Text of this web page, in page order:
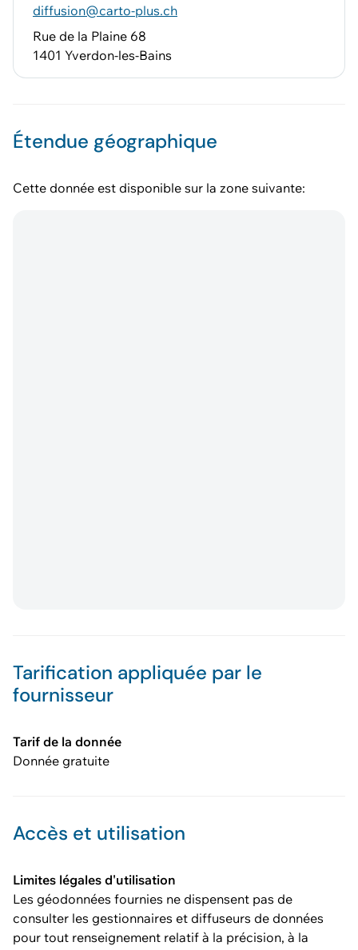
diffusion@carto-plus.ch
Rue de la Plaine 68
1401 Yverdon-les-Bains
Étendue géographique
Cette donnée est disponible sur la zone suivante:
Tarification appliquée par le
fournisseur
Tarif de la donnée
Donnée gratuite
Accès et utilisation
Limites légales d'utilisation
Les géodonnées fournies ne dispensent pas de
consulter les gestionnaires et diffuseurs de données
pour tout renseignement relatif à la précision, à la